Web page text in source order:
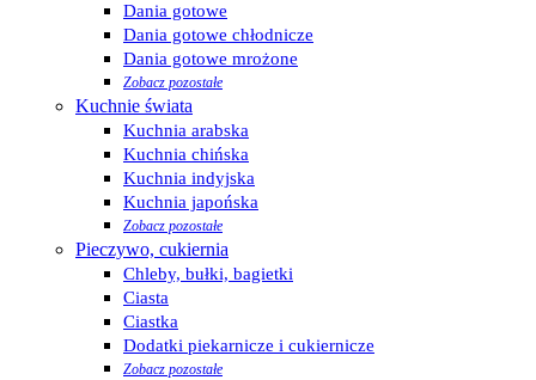
Dania gotowe
Dania gotowe chłodnicze
Dania gotowe mrożone
Zobacz pozostałe
Kuchnie świata
Kuchnia arabska
Kuchnia chińska
Kuchnia indyjska
Kuchnia japońska
Zobacz pozostałe
Pieczywo, cukiernia
Chleby, bułki, bagietki
Ciasta
Ciastka
Dodatki piekarnicze i cukiernicze
Zobacz pozostałe